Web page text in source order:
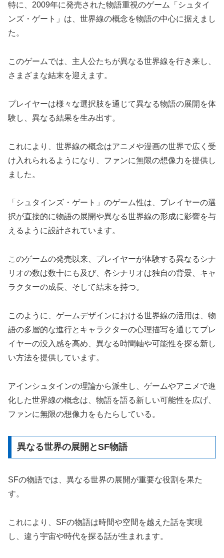
特に、2009年に発売された物語重視のゲーム「シュタイ
ンズ・ゲート」は、世界線の概念を物語の中心に据えまし
た。
このゲームでは、主人公たちが異なる世界線を行き来し、
さまざまな結末を迎えます。
プレイヤーは様々な選択肢を通じて異なる物語の展開を体
験し、異なる結果を生み出す。
これにより、世界線の概念はアニメや漫画の世界で広く受
け入れられるようになり、ファンに無限の想像力を提供し
ました。
「シュタインズ・ゲート」のゲーム性は、プレイヤーの選
択が直接的に物語の展開や異なる世界線の形成に影響を与
えるように設計されています。
このゲームの発売以来、プレイヤーが体験する異なるシナ
リオの数は数十にも及び、各シナリオは独自の背景、キャ
ラクターの成長、そして結末を持つ。
このように、ゲームデザインにおける世界線の活用は、物
語の多層的な進行とキャラクターの心理描写を通じてプレ
イヤーの没入感を高め、異なる時間軸や可能性を探る新し
い方法を提供しています。
アインシュタインの理論から派生し、ゲームやアニメで進
化した世界線の概念は、物語を語る新しい可能性を広げ、
ファンに無限の想像力をもたらしている。
異なる世界の展開とSF物語
SFの物語では、異なる世界の展開が重要な役割を果た
す。
これにより、SFの物語は時間や空間を越えた話を実現
し、違う宇宙や時代を探る話が生まれます。